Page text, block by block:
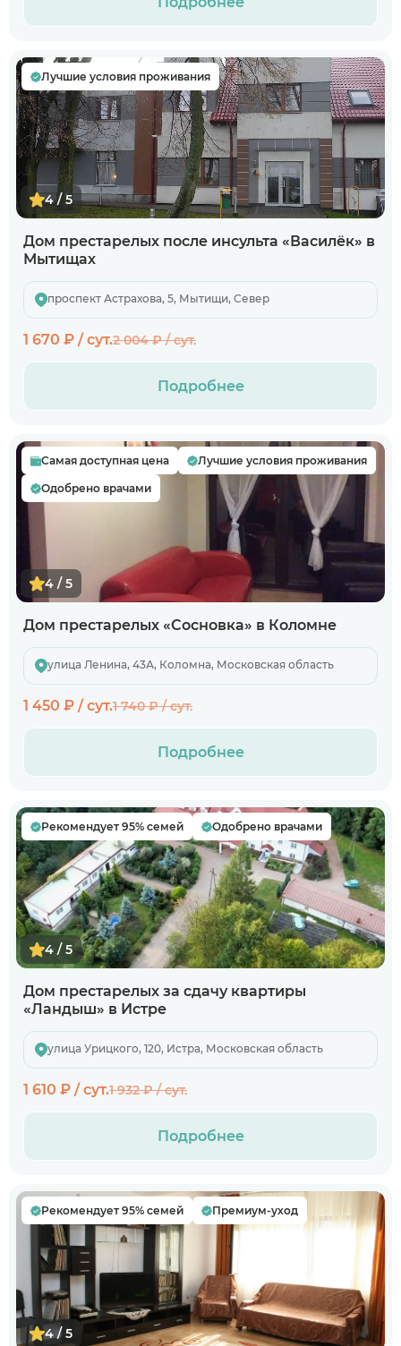
Лучшие условия проживания
4 / 5
Дом престарелых после инсульта «Василёк» в
Мытищах
проспект Астрахова, 5, Мытищи, Север
1 670 ₽ / сут.2 004 ₽ / сут.
Подробнее
Самая доступная цена Лучшие условия проживания
Одобрено врачами
4 / 5
Дом престарелых «Сосновка» в Коломне
улица Ленина, 43А, Коломна, Московская область
1 450 ₽ / сут.1 740 ₽ / сут.
Подробнее
Рекомендует 95% семей Одобрено врачами
4 / 5
Дом престарелых за сдачу квартиры
«Ландыш» в Истре
улица Урицкого, 120, Истра, Московская область
1 610 ₽ / сут.1 932 ₽ / сут.
Подробнее
Рекомендует 95% семей Премиум-уход
4 / 5